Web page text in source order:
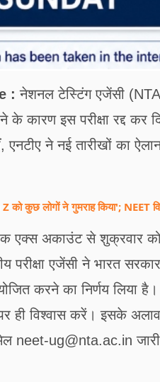
: नेशनल टेस्टिंग एजेंसी
कारण इस परीक्षा रद्द कर
ने नई तारीखों का ऐलान
को कुछ लोगों ने गुमराह किया'; NEET
एक्स अकाउंट से शुक्रवार
परीक्षा एजेंसी ने भारत
करने का निर्णय लिया है।
ही विश्वास करें। इसके
ug@nta.ac.in जारी